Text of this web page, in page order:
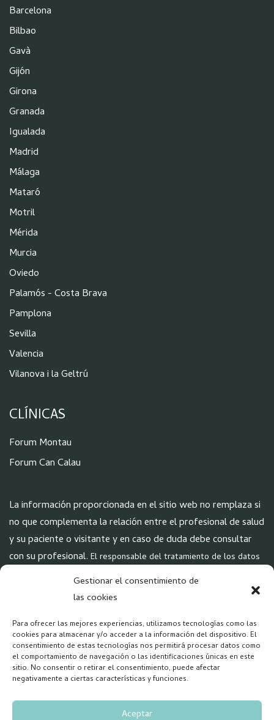
Gestionar el consentimiento de
las cookies
Para ofrecer las mejores experiencias, utilizamos tecnologías como las
cookies para almacenar y/o acceder a la información del dispositivo. El
consentimiento de estas tecnologías nos permitirá procesar datos como
el comportamiento de navegación o las identificaciones únicas en este
sitio. No consentir o retirar el consentimiento, puede afectar
negativamente a ciertas características y funciones.
Aceptar
Barcelona
Bilbao
Gavà
Gijón
Girona
Granada
Igualada
Madrid
Málaga
Mataró
Motril
Mérida
Murcia
Oviedo
Palamós - Costa Brava
Pamplona
Sevilla
Valencia
Vilanova i la Geltrú
CLÍNICAS
Forum Montau
Forum Can Calau
La información proporcionada en el sitio web no remplaza si
no que complementa la relación entre el profesional de salud
y su paciente o visitante y en caso de duda debe consultar
con su profesional. El responsable del tratamiento de los datos
de carácter personal es Forum Montau S.L.
POLÍTICAS
Aviso Legal
Política de Privacidad
Política Cookies